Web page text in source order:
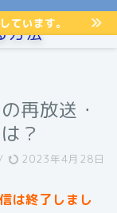
ています。
方法
再放送・
？
/ 2023年4月28日
は終了しまし